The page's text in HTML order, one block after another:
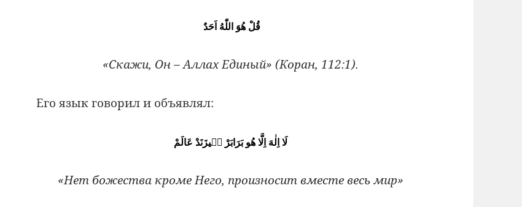
قُلْ هُوَ اللّٰهُ اَحَدٌ
«Скажи, Он – Аллах Единый» (Коран, 112:1).
Его язык говорил и объявлял:
لَا اِلٰهَ اِلَّا هُو بَرَابَرْ مٖيزَنَدْ عَالَمْ
«Нет божества кроме Него, произносит вместе весь мир»